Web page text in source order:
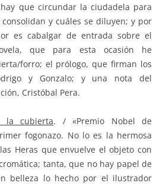
que circundar la ciudadela para
y cuáles se diluyen; y por
es cabalgar de entrada sobre el
que para esta ocasión he
forro; el prólogo, que firman los
y Gonzalo; y una nota del
Cristóbal Pera.
la cubierta. / «Premio Nobel de
fogonazo. No lo es la hermosa
Heras que envuelve el objeto con
tanta, que no hay papel de
belleza lo hecho por el ilustrador